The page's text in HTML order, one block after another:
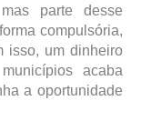
parte desse
compulsória,
isso, um dinheiro
acaba
a oportunidade